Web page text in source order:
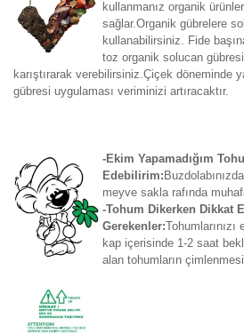
kullanmanız organik
sağlar.Organik gübrelere
kullanabilirsiniz. Fide
toz organik solucan
karıştırarak verebilirsiniz.Çiçek döneminde
gübresi uygulaması veriminizi artıracaktır.
-Ekim Yapamadığım
Edebilirim:
meyve sakla rafında
-Tohum Dikerken Dikkat
Gerekenler:
kap içerisinde 1-2 saat
alan tohumların